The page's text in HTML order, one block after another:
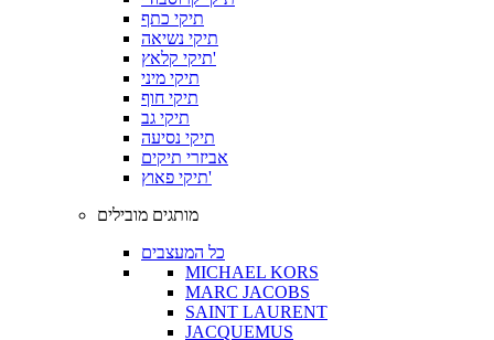
תיקי כתף
תיקי נשיאה
תיקי קלאץ'
תיקי מיני
תיקי חוף
תיקי גב
תיקי נסיעה
אביזרי תיקים
תיקי פאוץ'
מותגים מובילים
כל המעצבים
MICHAEL KORS
MARC JACOBS
SAINT LAURENT
JACQUEMUS